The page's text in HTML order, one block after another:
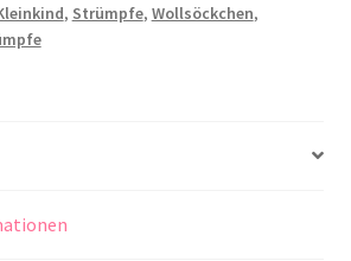
, Strümpfe, Wollsöckchen,